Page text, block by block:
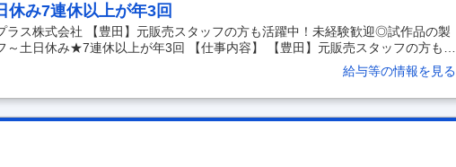
休み7連休以上が年3回
ラス株式会社 【豊田】元販売スタッフの方も活躍中！未経験歓迎◎試作品の製
～土日休み★7連休以上が年3回 【仕事内容】 【豊田】元販売スタッフの方も活
験歓迎◎試作品の製造スタッフ～土日休み★7連休以上が年3回 【具体的な仕事
経験歓迎◎コツコツとした作業が得意な方、チームワークを大切にできる方歓
の製造スタッフ募集中★ ★学歴や転職回数、ブランク期間も問いません！元コ
作を担当す
給与等の情報を見る